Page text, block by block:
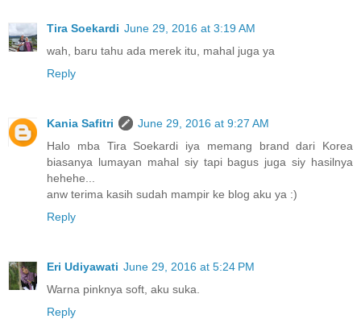
Tira Soekardi June 29, 2016 at 3:19 AM
wah, baru tahu ada merek itu, mahal juga ya
Reply
Kania Safitri
June 29, 2016 at 9:27 AM
Halo mba Tira Soekardi iya memang brand dari Korea
biasanya lumayan mahal siy tapi bagus juga siy hasilnya
hehehe...
anw terima kasih sudah mampir ke blog aku ya :)
Reply
Eri Udiyawati June 29, 2016 at 5:24 PM
Warna pinknya soft, aku suka.
Reply